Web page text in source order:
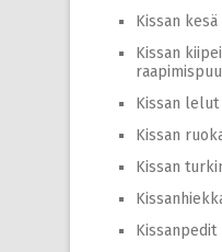
Kissan kesä
Kissan
Kissan
Kissan
Kissan
Kissanpedit